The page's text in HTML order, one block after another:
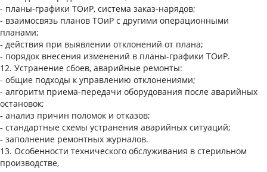
- планы-графики ТОиР, система заказ-нарядов;
- взаимосвязь планов ТОиР с другими операционными
планами;
- действия при выявлении отклонений от плана;
- порядок внесения изменений в планы-графики ТОиР.
12. Устранение сбоев, аварийные ремонты:
- общие подходы к управлению отклонениями;
- алгоритм приема-передачи оборудования после аварийных
остановок;
- анализ причин поломок и отказов;
- стандартные схемы устранения аварийных ситуаций;
- заполнение ремонтных журналов.
13. Особенности технического обслуживания в стерильном
производстве,